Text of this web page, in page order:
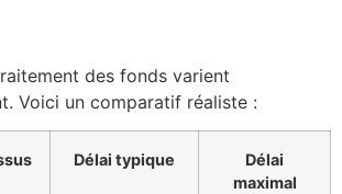
des fonds varient
Voici un comparatif réaliste :
Délai typique
Délai
maximal